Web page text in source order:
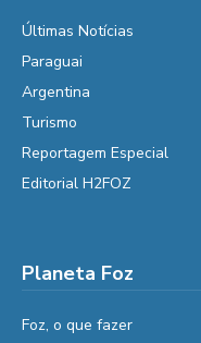
Últimas Notícias
Paraguai
Argentina
Turismo
Reportagem Especial
Editorial H2FOZ
Planeta Foz
Foz, o que fazer